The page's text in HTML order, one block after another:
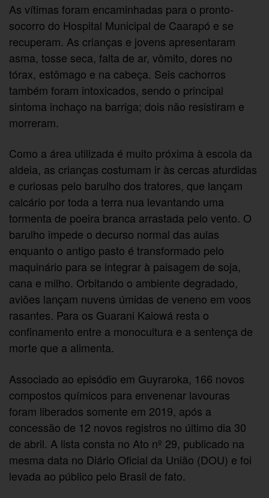
As vítimas foram encaminhadas para o pronto-
socorro do Hospital Municipal de Caarapó e se
recuperam. As crianças e jovens apresentaram
asma, tosse seca, falta de ar, vômito, dores no
tórax, estômago e na cabeça. Seis cachorros
também foram intoxicados, sendo o principal
sintoma inchaço na barriga; dois não resistiram e
morreram.
Como a área utilizada é muito próxima à escola da
aldeia, as crianças costumam ir às cercas aturdidas
e curiosas pelo barulho dos tratores, que lançam
calcário por toda a terra nua levantando uma
tormenta de poeira branca arrastada pelo vento. O
barulho impede o decurso normal das aulas
enquanto o antigo pasto é transformado pelo
maquinário para se integrar à paisagem de soja,
cana e milho. Orbitando o ambiente degradado,
aviões lançam nuvens úmidas de veneno em voos
rasantes. Para os Guarani Kaiowá resta o
confinamento entre a monocultura e a sentença de
morte que a alimenta.
Associado ao episódio em Guyraroka, 166 novos
compostos químicos para envenenar lavouras
foram liberados somente em 2019, após a
concessão de 12 novos registros no último dia 30
de abril. A lista consta no Ato nº 29, publicado na
mesma data no Diário Oficial da União (DOU) e foi
levada ao público pelo Brasil de fato.